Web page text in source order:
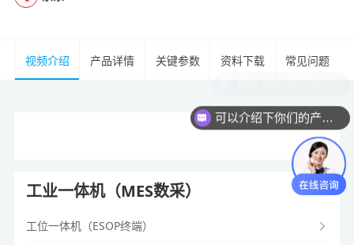
视频介绍 产品详情 关键参数 资料下载 常见问题
工业一体机（MES数采）
工位一体机（ESOP终端）
可以介绍下你们的产品么？